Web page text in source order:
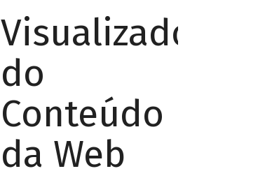
Visualizador
do
Conteúdo
da Web